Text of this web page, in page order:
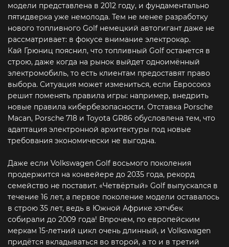
модели представлена в 2012 году, и фундаментально
пятидверка уже немолода. Тем не менее разработку
нового топливного Golf немецкий автогигант даже не
рассматривает: в фокусе внимание электрокар.
Кай Грюниц пояснил, что топливный Golf останется в
строю, даже когда на рынок выйдет одноимённый
электромобиль, то есть клиентам предоставят право
выбора. Ситуация может измениться, если Евросоюз
решит поменять правила игры: например, внедрить
новые правила кибербезопасности. Отставка Porsche
Macan, Porsche 718 и Toyota GR86 обусловлена тем, что
адаптация электронной архитектуры под новые
требования экономически не выгодна.
Даже если Volkswagen Golf восьмого поколения
продержится на конвейере до 2035 года, рекорд
семейство не поставит. «Четвёртый» Golf выпускался в
течение 16 лет, а первое поколение модели оставалось
в строю 35 лет, ведь в Южной Африке хэтчбек
собирали до 2009 года! Впрочем, по европейским
меркам 15-летний цикл очень длинный, и Volkswagen
придётся вкладываться во второй, а то и в третий